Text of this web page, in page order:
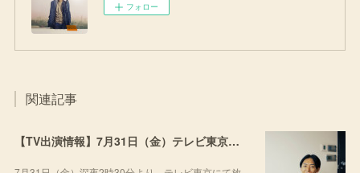
フォロー
関連記事
【TV出演情報】7月31日（金）テレビ東京「流派-R since2001」